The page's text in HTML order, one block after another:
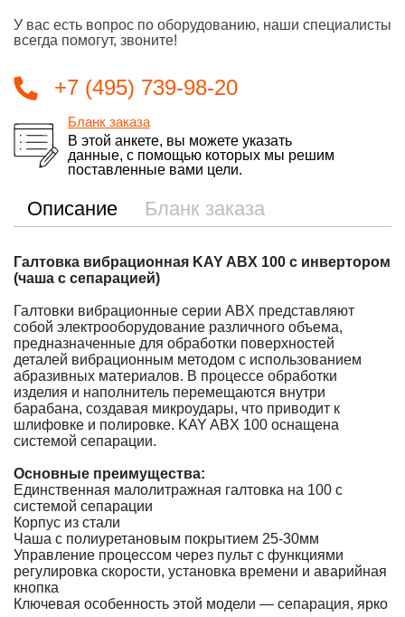
У вас есть вопрос по оборудованию, наши специалисты
всегда помогут, звоните!
+7 (495) 739-98-20
Бланк заказа
В этой анкете, вы можете указать
данные, с помощью которых мы решим
поставленные вами цели.
Описание Бланк заказа
Галтовка вибрационная KAY ABХ 100 с инвертором
(чаша с сепарацией)
Галтовки вибрационные серии ABХ представляют
собой электрооборудование различного объема,
предназначенные для обработки поверхностей
деталей вибрационным методом с использованием
абразивных материалов. В процессе обработки
изделия и наполнитель перемещаются внутри
барабана, создавая микроудары, что приводит к
шлифовке и полировке. KAY ABХ 100 оснащена
системой сепарации.
Основные преимущества:
Единственная малолитражная галтовка на 100 с
системой сепарации
Корпус из стали
Чаша с полиуретановым покрытием 25-30мм
Управление процессом через пульт с функциями
регулировка скорости, установка времени и аварийная
кнопка
Ключевая особенность этой модели — сепарация, ярко